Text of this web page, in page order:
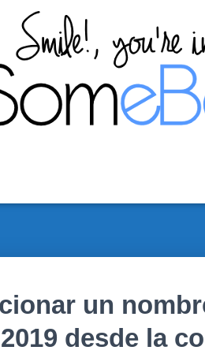
un
desde la